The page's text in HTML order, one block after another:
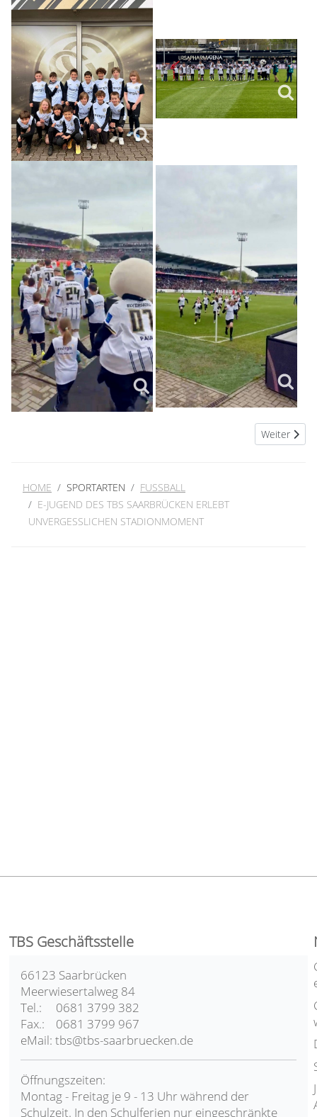
Nächster
Weiter
HOME SPORTARTEN
FUSSBALL
E-JUGEND DES TBS SAARBRÜCKEN ERLEBT
UNVERGESSLICHEN STADIONMOMENT
TBS Geschäftsstelle
66123 Saarbrücken
Meerwiesertalweg 84
Tel.: 0681 3799 382
Fax.: 0681 3799 967
eMail: tbs@tbs-saarbruecken.de
Öffnungszeiten:
Montag - Freitag je 9 - 13 Uhr während der
Schulzeit. In den Schulferien nur eingeschränkte